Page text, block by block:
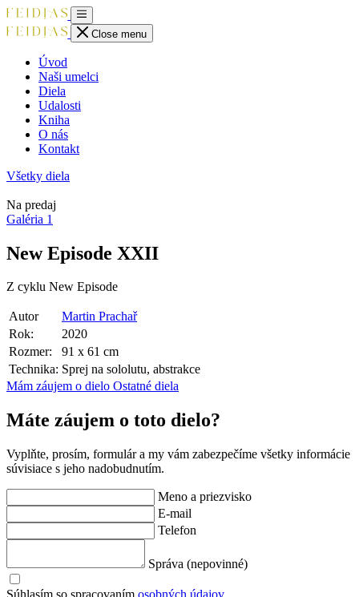
Close menu
Úvod
Naši umelci
Diela
Udalosti
Kniha
O nás
Kontakt
Všetky diela
Na predaj
Galéria 1
New Episode XXII
Z cyklu New Episode
Autor
Martin Prachař
Rok:
2020
Rozmer:
91 x 61 cm
Technika: Sprej na sololutu, abstrakce
Mám záujem o dielo Ostatné diela
Máte záujem o toto dielo?
Vyplňte, prosím, formulár a my vám zabezpečíme všetky informácie
súvisiace s jeho nadobudnutím.
Meno a priezvisko
E-mail
Telefon
Správa (nepovinné)